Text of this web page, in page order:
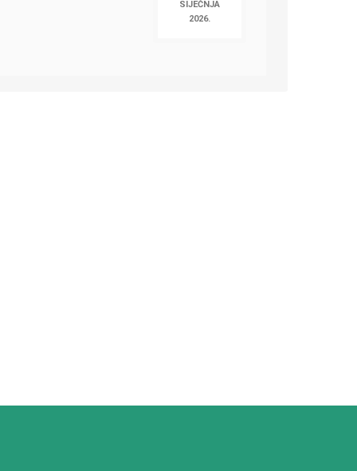
SIJEČNJA
2026.